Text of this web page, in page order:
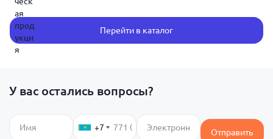
Перейти в каталог
У вас остались вопросы?
+7 Отправить